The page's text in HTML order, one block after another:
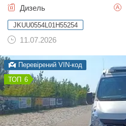
Дизель
JKUU0554L01H55254
11.07.2026
Перевірений VIN-код
6